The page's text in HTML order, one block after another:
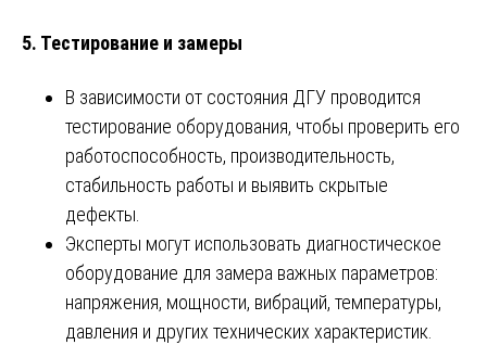
5. Тестирование и замеры
В зависимости от состояния ДГУ проводится
тестирование оборудования, чтобы проверить его
работоспособность, производительность,
стабильность работы и выявить скрытые
дефекты.
Эксперты могут использовать диагностическое
оборудование для замера важных параметров:
напряжения, мощности, вибраций, температуры,
давления и других технических характеристик.